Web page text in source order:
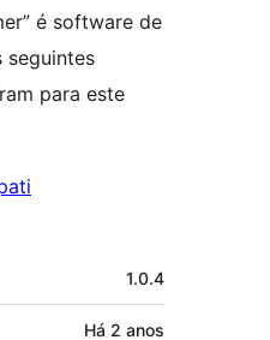
é software de
para este
1.0.4
Há 2 anos